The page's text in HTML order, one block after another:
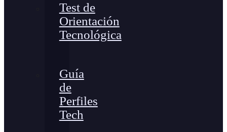
Test de
Orientación
Tecnológica
Guía
de
Perfiles
Tech